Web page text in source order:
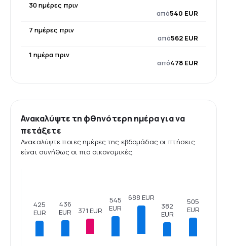
30 ημέρες πριν
από540 EUR
7 ημέρες πριν
από562 EUR
1 ημέρα πριν
από478 EUR
Ανακαλύψτε τη φθηνότερη ημέρα για να
πετάξετε
Ανακαλύψτε ποιες ημέρες της εβδομάδας οι πτήσεις
είναι συνήθως οι πιο οικονομικές.
425
EUR
436
EUR
371 EUR
545
EUR
688 EUR
382
EUR
505
EUR